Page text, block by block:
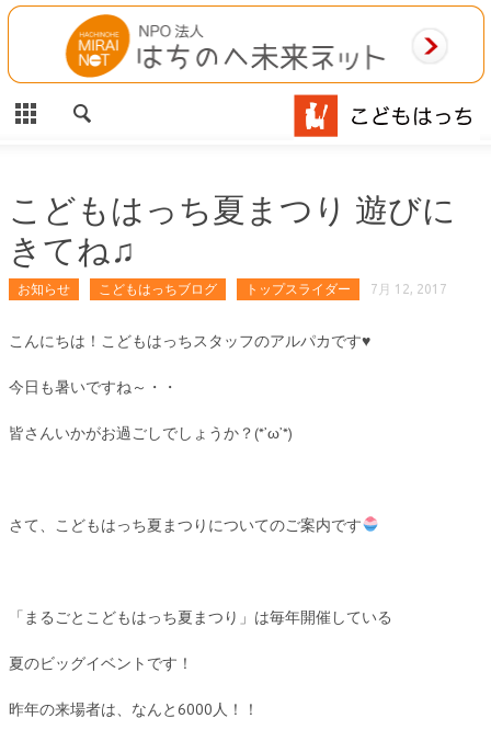
CLOSE
HOME
相談事業
MAP
お問合わせ
こどもはっち夏まつり 遊びに
きてね♫
お知らせ こどもはっちブログ トップスライダー 7月 12, 2017
こんにちは！こどもはっちスタッフのアルパカです♥
今日も暑いですね～・・
皆さんいかがお過ごしでしょうか？(*’ω’*)
さて、こどもはっち夏まつりについてのご案内です
「まるごとこどもはっち夏まつり」は毎年開催している
夏のビッグイベントです！
昨年の来場者は、なんと6000人！！